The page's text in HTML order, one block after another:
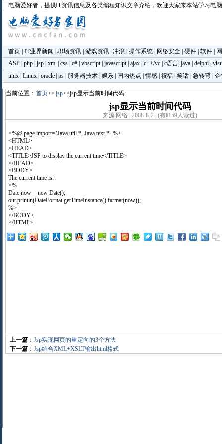
电脑爱好者 ，提供IT资讯信息及各类编程知识文章介绍，欢迎大家来本站学习电
首页| IT业界新闻 职场资讯| 游戏资讯| 冲浪 操作系统| 网络安全| 硬件| 软件|
ASP| php| jsp| xml| css| c#| vbscript| javascript| ajax| c++/vc| c语言| java| delphi|
unix| Linux| oracle| ps| 服务器技术| 娱乐| 国内热点 |情感| 祝福| 笑话| 急转弯| 企
当前位置： 首页>> jsp>>jsp显示当前时间代码:
jsp显示当前时间代码
来源:网络 | 2008-8-2 | (有6159人读过)
<%@ page import="Java.util.*, Java.text.*" %>
<HTML>
<HEAD>
<TITLE>JSP to display the current time</TITLE>
</HEAD>
<BODY>
The current time is:
<%
Date now = new Date();
out.println(DateFormat.getTimeInstance().format(now));
%>
</BODY>
</HTML>
上一篇 ： Jsp实现网页的重定向的3个方法
下一篇 ： Jsp结合XML+XSLT输出html格式